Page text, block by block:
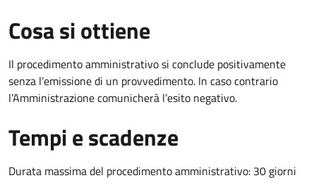
Cosa si ottiene
Il procedimento amministrativo si conclude positivamente
senza l’emissione di un provvedimento. In caso contrario
l’Amministrazione comunicherà l’esito negativo.
Tempi e scadenze
Durata massima del procedimento amministrativo: 30 giorni